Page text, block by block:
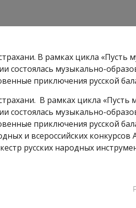
В рамках цикла «Пусть
состоялась музыкально-
приключения русской
В рамках цикла «Пусть
состоялась музыкально-
приключения русской
и всероссийских конкурсов
русских народных